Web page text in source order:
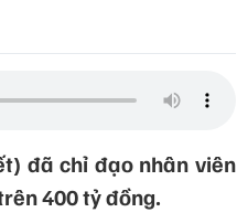
đã chỉ đạo nhân viên
400 tỷ đồng.